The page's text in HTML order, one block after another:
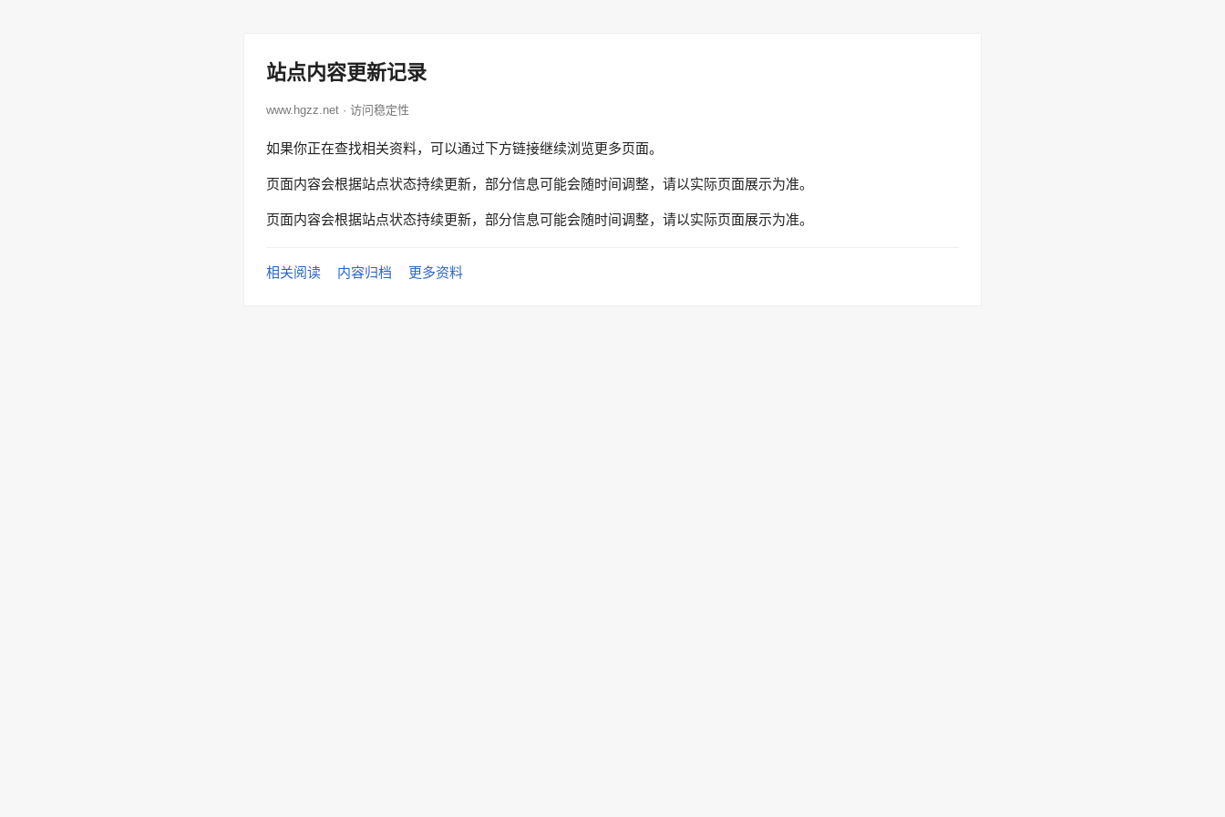
站点内容更新记录
www.hgzz.net · 访问稳定性
如果你正在查找相关资料，可以通过下方链接继续浏览更多页面。
页面内容会根据站点状态持续更新，部分信息可能会随时间调整，请以实际页面展示为准。
页面内容会根据站点状态持续更新，部分信息可能会随时间调整，请以实际页面展示为准。
相关阅读 内容归档 更多资料